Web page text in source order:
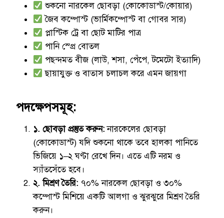
শুকনো নারকেল ছোবড়া (কোকোডাস্ট/কোয়ার)
জৈব কম্পোস্ট (ভার্মিকম্পোস্ট বা গোবর সার)
প্লাস্টিক ট্রে বা ছোট মাটির পাত্র
পানি স্প্রে বোতল
পছন্দমত বীজ (লাউ, শসা, পেঁপে, টমেটো ইত্যাদি)
ছায়াযুক্ত ও বাতাস চলাচল করে এমন জায়গা
পদক্ষেপসমূহ:
১. ছোবড়া প্রস্তুত করুন:নারকেলের ছোবড়া
(কোকোডাস্ট) যদি শুকনো থাকে তবে হালকা পানিতে
ভিজিয়ে ১–২ ঘণ্টা রেখে দিন। এতে এটি নরম ও
স্যাঁতসেঁতে হবে।
২. মিশ্রণ তৈরি: ৭০% নারকেল ছোবড়া ও ৩০%
কম্পোস্ট মিশিয়ে একটি আলগা ও ঝুরঝুরে মিশ্রণ তৈরি
করুন।